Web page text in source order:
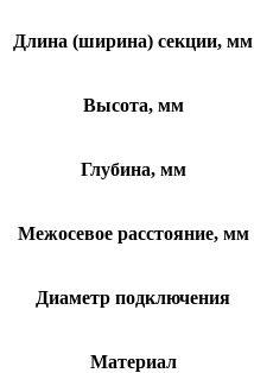
Длина (ширина) секции, мм
Высота, мм
Глубина, мм
Межосевое расстояние, мм
Диаметр подключения
Материал